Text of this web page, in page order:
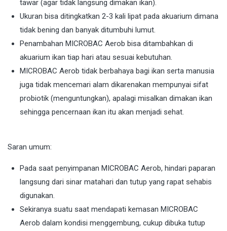
tawar (agar tidak langsung dimakan ikan).
Ukuran bisa ditingkatkan 2-3 kali lipat pada akuarium dimana
tidak bening dan banyak ditumbuhi lumut.
Penambahan MICROBAC Aerob bisa ditambahkan di
akuarium ikan tiap hari atau sesuai kebutuhan.
MICROBAC Aerob tidak berbahaya bagi ikan serta manusia
juga tidak mencemari alam dikarenakan mempunyai sifat
probiotik (menguntungkan), apalagi misalkan dimakan ikan
sehingga pencernaan ikan itu akan menjadi sehat.
Saran umum:
Pada saat penyimpanan MICROBAC Aerob, hindari paparan
langsung dari sinar matahari dan tutup yang rapat sehabis
digunakan.
Sekiranya suatu saat mendapati kemasan MICROBAC
Aerob dalam kondisi menggembung, cukup dibuka tutup